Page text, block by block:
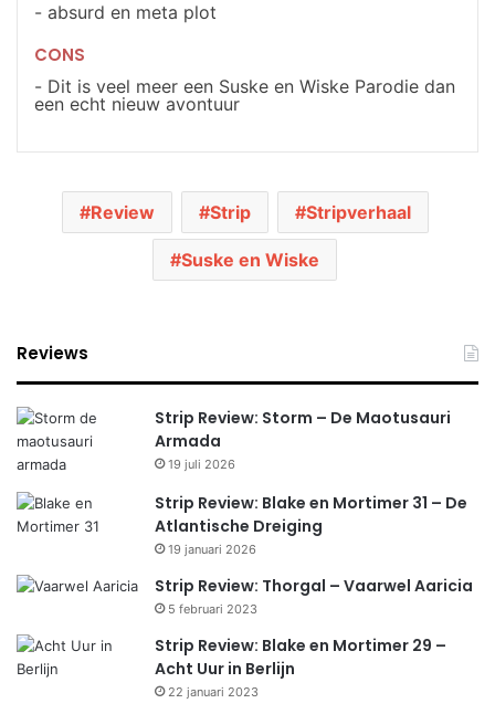
absurd en meta plot
CONS
Dit is veel meer een Suske en Wiske Parodie dan
een echt nieuw avontuur
Review Strip Stripverhaal
Suske en Wiske
Reviews
Strip Review: Storm – De Maotusauri
Armada
19 juli 2026
Strip Review: Blake en Mortimer 31 – De
Atlantische Dreiging
19 januari 2026
Strip Review: Thorgal – Vaarwel Aaricia
5 februari 2023
Strip Review: Blake en Mortimer 29 –
Acht Uur in Berlijn
22 januari 2023